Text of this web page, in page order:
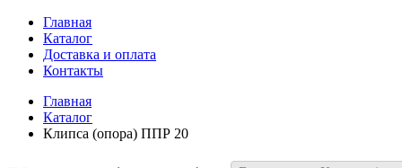
Главная
Каталог
Доставка и оплата
Контакты
Главная
Каталог
Клипса (опора) ППР 20